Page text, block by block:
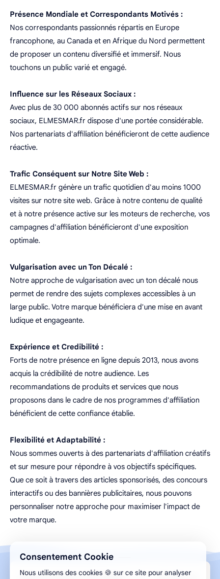
Présence Mondiale et Correspondants Motivés :
Nos correspondants passionnés répartis en Europe
francophone, au Canada et en Afrique du Nord permettent
de proposer un contenu diversifié et immersif. Nous
touchons un public varié et engagé.
Influence sur les Réseaux Sociaux :
Avec plus de 30 000 abonnés actifs sur nos réseaux
sociaux, ELMESMAR.fr dispose d'une portée considérable.
Nos partenariats d'affiliation bénéficieront de cette audience
réactive.
Trafic Conséquent sur Notre Site Web :
ELMESMAR.fr génère un trafic quotidien d'au moins 1000
visites sur notre site web. Grâce à notre contenu de qualité
et à notre présence active sur les moteurs de recherche, vos
campagnes d'affiliation bénéficieront d'une exposition
optimale.
Vulgarisation avec un Ton Décalé :
Notre approche de vulgarisation avec un ton décalé nous
permet de rendre des sujets complexes accessibles à un
large public. Votre marque bénéficiera d'une mise en avant
ludique et engageante.
Expérience et Credibilité :
Forts de notre présence en ligne depuis 2013, nous avons
acquis la crédibilité de notre audience. Les
recommandations de produits et services que nous
proposons dans le cadre de nos programmes d'affiliation
bénéficient de cette confiance établie.
Flexibilité et Adaptabilité :
Nous sommes ouverts à des partenariats d'affiliation créatifs
et sur mesure pour répondre à vos objectifs spécifiques.
Que ce soit à travers des articles sponsorisés, des concours
interactifs ou des bannières publicitaires, nous pouvons
personnaliser notre approche pour maximiser l'impact de
votre marque.
Consentement Cookie
Nous utilisons des cookies 🍪 sur ce site pour analyser